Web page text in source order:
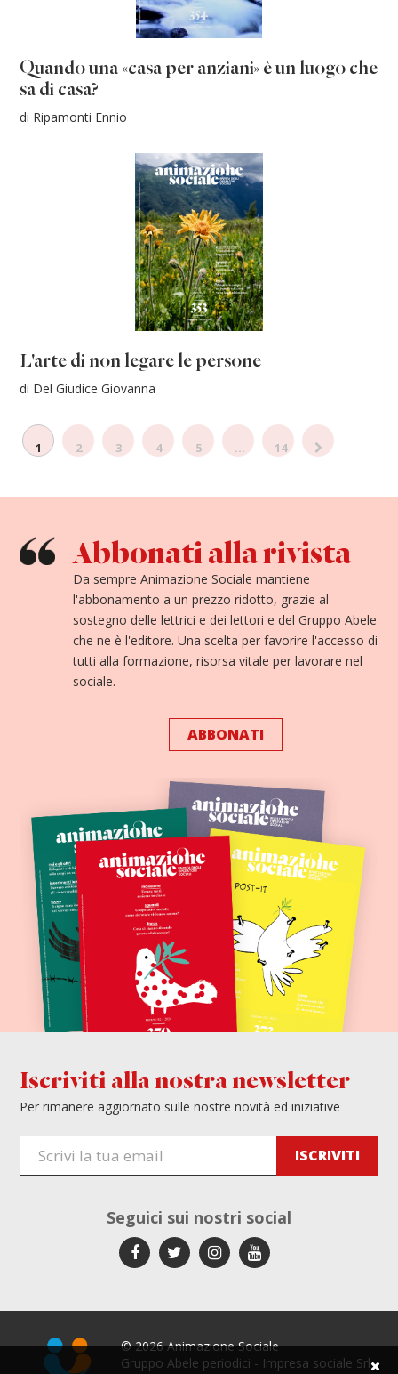
Quando una «casa per anziani» è un luogo che
sa di casa?
di Ripamonti Ennio
L'arte di non legare le persone
di Del Giudice Giovanna
1 2 3 4 5 ... 14
Abbonati alla rivista
Da sempre Animazione Sociale mantiene
l'abbonamento a un prezzo ridotto, grazie al
sostegno delle lettrici e dei lettori e del Gruppo Abele
che ne è l'editore. Una scelta per favorire l'accesso di
tutti alla formazione, risorsa vitale per lavorare nel
sociale.
ABBONATI
Iscriviti alla nostra newsletter
Per rimanere aggiornato sulle nostre novità ed iniziative
Seguici sui nostri social
© 2026 Animazione Sociale
Gruppo Abele periodici - Impresa sociale Srl